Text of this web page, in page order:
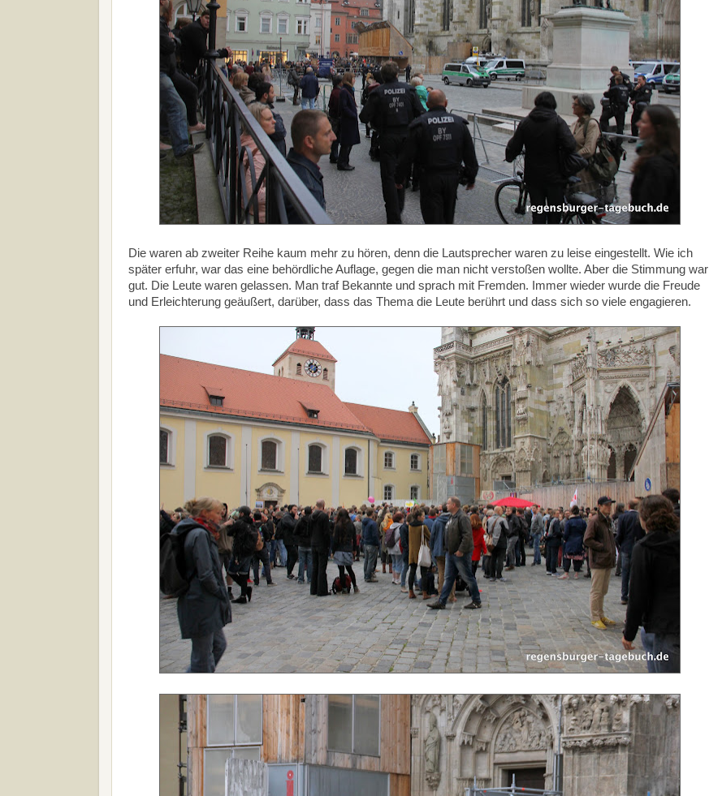
Die waren ab zweiter Reihe kaum mehr zu hören, denn die Lautsprecher waren zu leise eingestellt. Wie ich
später erfuhr, war das eine behördliche Auflage, gegen die man nicht verstoßen wollte. Aber die Stimmung war
gut. Die Leute waren gelassen. Man traf Bekannte und sprach mit Fremden. Immer wieder wurde die Freude
und Erleichterung geäußert, darüber, dass das Thema die Leute berührt und dass sich so viele engagieren.